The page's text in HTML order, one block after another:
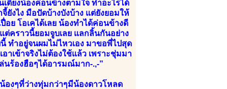
ตียงน้องค่อนข้างตามใจ ทำอะไรได้
งไง มือปัดบ้างบังบ้าง แต่ยังยอมให้
ย โอเคได้เลย น้องทำได้ค่อนข้างดี
ต่คราวนี้ยอมจูบเลย แลกลิ้นกันอย่าง
ทำอยู่จนผมไม่ไหวเอง มาขอพี่ไปสุด
าเข้าจริงไม่ต้องใช้แล้ว เพราะชุ่มมา
นร้องฮือๆได้อารมณ์มาก-.,-”
งๆที่ว่างทุ่มกว่าๆมีน้องดาวโหลด